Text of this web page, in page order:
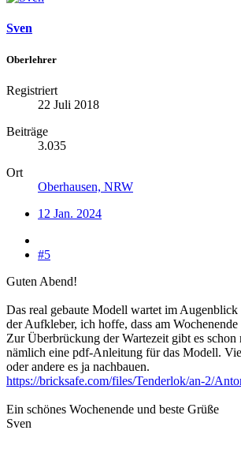
Sven
Oberlehrer
Registriert
22 Juli 2018
Beiträge
3.035
Ort
Oberhausen, NRW
12 Jan. 2024
#5
Guten Abend!
Das real gebaute Modell wartet im
der Aufkleber, ich hoffe, dass am
Zur Überbrückung der Wartezeit gibt es schon
nämlich eine pdf-Anleitung für das Modell.
oder andere es ja nachbauen.
https://bricksafe.com/files/Tenderlok/an-2/
Ein schönes Wochenende und beste Grüße
Sven